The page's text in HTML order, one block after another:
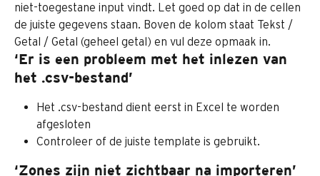
niet-toegestane input vindt. Let goed op dat in de cellen
de juiste gegevens staan. Boven de kolom staat Tekst /
Getal / Getal (geheel getal) en vul deze opmaak in.
‘Er is een probleem met het inlezen van
het .csv-bestand’
Het .csv-bestand dient eerst in Excel te worden
afgesloten
Controleer of de juiste template is gebruikt.
‘Zones zijn niet zichtbaar na importeren’